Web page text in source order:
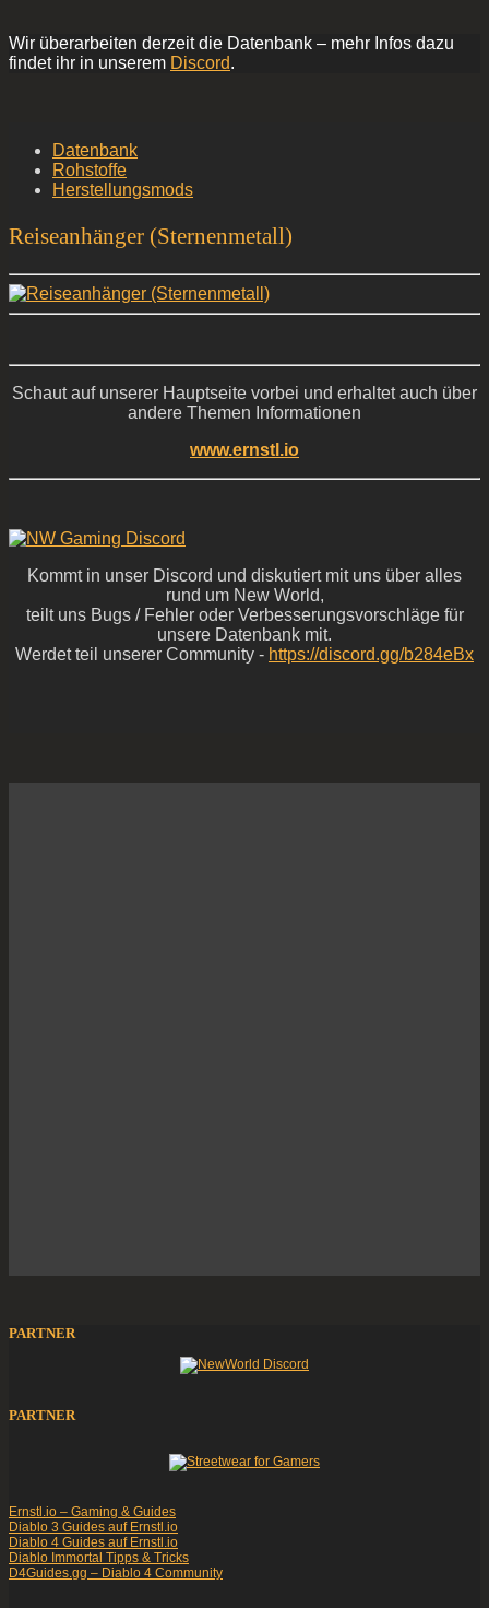
Wir überarbeiten derzeit die Datenbank – mehr Infos dazu
findet ihr in unserem Discord.
Datenbank
Rohstoffe
Herstellungsmods
Reiseanhänger (Sternenmetall)
Schaut auf unserer Hauptseite vorbei und erhaltet auch über
andere Themen Informationen
www.ernstl.io
Kommt in unser Discord und diskutiert mit uns über alles
rund um New World,
teilt uns Bugs / Fehler oder Verbesserungsvorschläge für
unsere Datenbank mit.
Werdet teil unserer Community - https://discord.gg/b284eBx
PARTNER
PARTNER
Ernstl.io – Gaming & Guides
Diablo 3 Guides auf Ernstl.io
Diablo 4 Guides auf Ernstl.io
Diablo Immortal Tipps & Tricks
D4Guides.gg – Diablo 4 Community